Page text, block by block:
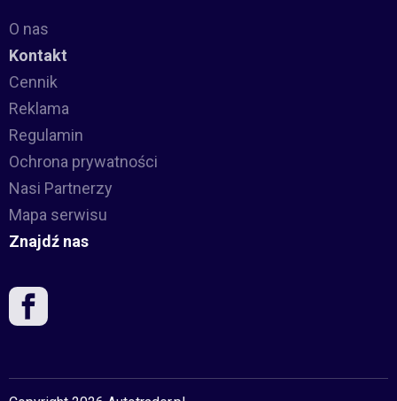
O nas
Kontakt
Cennik
Reklama
Regulamin
Ochrona prywatności
Nasi Partnerzy
Mapa serwisu
Znajdź nas